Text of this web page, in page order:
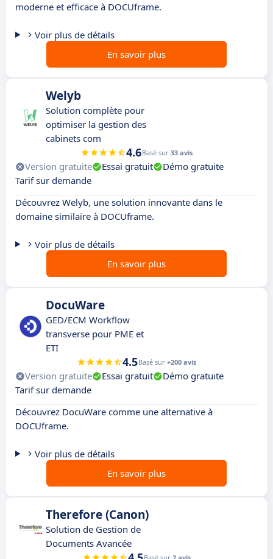
moderne et efficace à DOCUframe.
Voir plus de détails
En savoir plus
Welyb
Solution complète pour
optimiser la gestion des
cabinets com
4.6Basé sur 33 avis
Version gratuite Essai gratuit
Démo gratuite
Tarif sur demande
Découvrez Welyb, une solution innovante dans le
domaine similaire à DOCUframe.
Voir plus de détails
En savoir plus
DocuWare
GED/ECM Workflow
transverse pour PME et
ETI
4.5Basé sur +200 avis
Version gratuite Essai gratuit
Démo gratuite
Tarif sur demande
Découvrez DocuWare comme une alternative à
DOCUframe.
Voir plus de détails
En savoir plus
Therefore (Canon)
Solution de Gestion de
Documents Avancée